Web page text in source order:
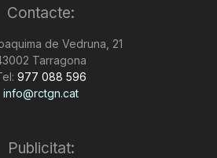
Contacte:
de Vedruna, 21
Tarragona
977 088 596
info@rctgn.cat
Publicitat: